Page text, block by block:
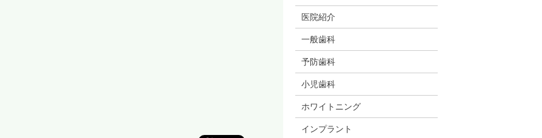
医院紹介
一般歯科
予防歯科
小児歯科
ホワイトニング
インプラント